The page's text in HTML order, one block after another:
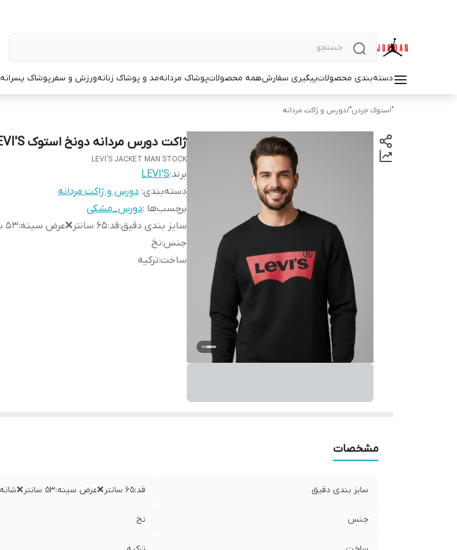
دسته‌بندی محصولاتپیگیری سفارشهمه محصولاتپوشاک مردانهمد و پوشاک زنانهورزش و سفرپوشاک پسرانه
"استوک جردن"/دورس و ژاکت مردانه
ژاکت دورس مردانه دونخ استوک LEVI'S
LEVI'S JACKET MAN STOCK
برند:LEVI'S
دسته‌بندی: دورس و ژاکت مردانه
برچسب‌ها :دورس_مشکی
سایز بندی دقیق:قد:۶۵ سانتر❌عرض سینه:۵۳ سانتر❌شانه:۴۳ سانتر
جنس:نخ
ساخت:ترکیه
مشخصات
سایز بندی دقیق قد:۶۵ سانتر❌عرض سینه:۵۳ سانتر❌شانه:۴۳ سانتر
جنس نخ